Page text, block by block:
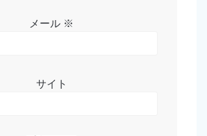
メール ※
サイト